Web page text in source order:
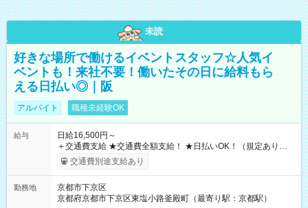
未読
好きな場所で働けるイベントスタッフ☆人気イ
ベントも！来社不要！働いたその日に給料もら
える日払い◎｜阪
アルバイト 職種未経験OK
給与
日給16,500円～
＋交通費支給 ★交通費全額支給！ ★日払いOK！（規定あり） ┗
働いたその日に現金GET♪ お仕事後はコンビニATMから 日払
交通費別途支給あり
勤務地
京都市下京区
京都府京都市下京区東塩小路釜殿町（最寄り駅：京都駅）